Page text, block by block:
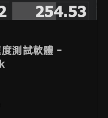
測試軟體 -